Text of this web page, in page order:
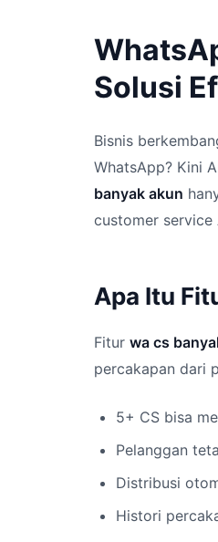
Solusi
Bisnis
WhatsApp? Kini
banyak akun
customer
Apa Itu
Fitur wa cs
percakapan dari
5+ CS bisa
Pelanggan
Distribusi
Histori